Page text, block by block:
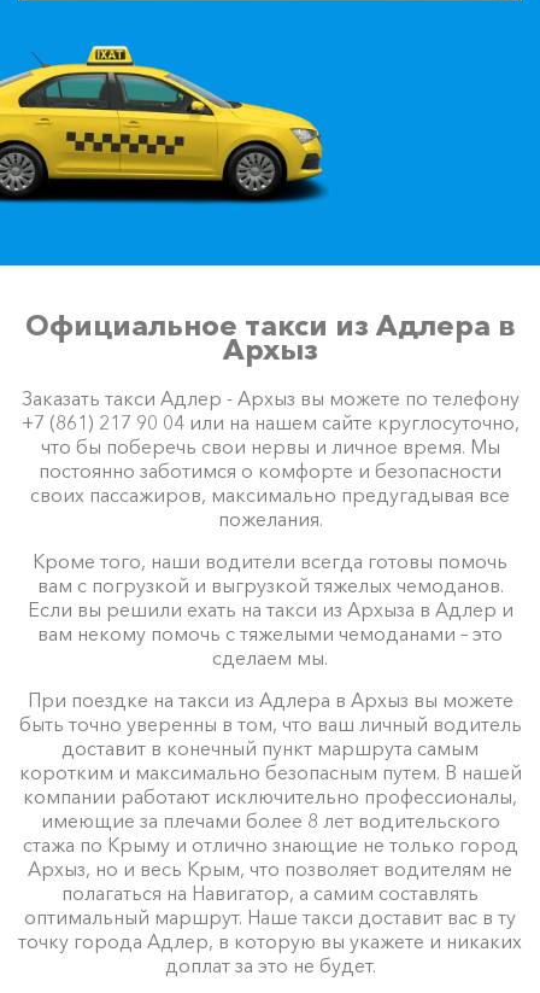
Официальное такси из Адлера в
Архыз
Заказать такси Адлер - Архыз вы можете по телефону
+7 (861) 217 90 04 или на нашем сайте круглосуточно,
что бы поберечь свои нервы и личное время. Мы
постоянно заботимся о комфорте и безопасности
своих пассажиров, максимально предугадывая все
пожелания.
Кроме того, наши водители всегда готовы помочь
вам с погрузкой и выгрузкой тяжелых чемоданов.
Если вы решили ехать на такси из Архыза в Адлер и
вам некому помочь с тяжелыми чемоданами – это
сделаем мы.
При поездке на такси из Адлера в Архыз вы можете
быть точно уверенны в том, что ваш личный водитель
доставит в конечный пункт маршрута самым
коротким и максимально безопасным путем. В нашей
компании работают исключительно профессионалы,
имеющие за плечами более 8 лет водительского
стажа по Крыму и отлично знающие не только город
Архыз, но и весь Крым, что позволяет водителям не
полагаться на Навигатор, а самим составлять
оптимальный маршрут. Наше такси доставит вас в ту
точку города Адлер, в которую вы укажете и никаких
доплат за это не будет.